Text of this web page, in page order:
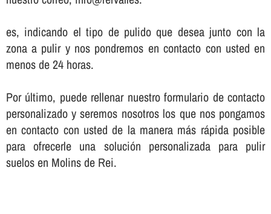
es, indicando el tipo de pulido que desea junto con la
zona a pulir y nos pondremos en contacto con usted en
menos de 24 horas.
Por último, puede rellenar nuestro formulario de contacto
personalizado y seremos nosotros los que nos pongamos
en contacto con usted de la manera más rápida posible
para ofrecerle una solución personalizada para pulir
suelos en Molins de Rei.